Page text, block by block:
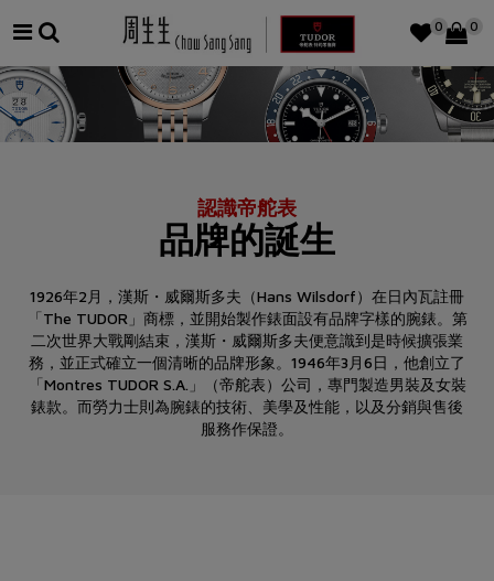
0 0
認識帝舵表
品牌的誕生
1926年2月，漢斯・威爾斯多夫（Hans Wilsdorf）在日內瓦註冊
「The TUDOR」商標，並開始製作錶面設有品牌字樣的腕錶。第
二次世界大戰剛結束，漢斯・威爾斯多夫便意識到是時候擴張業
務，並正式確立一個清晰的品牌形象。1946年3月6日，他創立了
「Montres TUDOR S.A.」（帝舵表）公司，專門製造男裝及女裝
錶款。而勞力士則為腕錶的技術、美學及性能，以及分銷與售後
服務作保證。